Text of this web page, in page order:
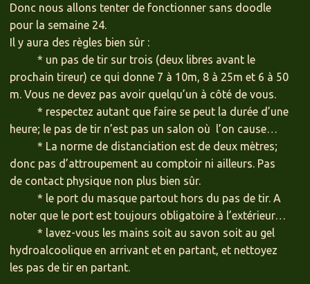
Donc nous allons tenter de fonctionner sans doodle
pour la semaine 24.
Il y aura des règles bien sûr :
* un pas de tir sur trois (deux libres avant le
prochain tireur) ce qui donne 7 à 10m, 8 à 25m et 6 à 50
m. Vous ne devez pas avoir quelqu’un à côté de vous.
* respectez autant que faire se peut la durée d’une
heure; le pas de tir n’est pas un salon où l’on cause…
* La norme de distanciation est de deux mètres;
donc pas d’attroupement au comptoir ni ailleurs. Pas
de contact physique non plus bien sûr.
* le port du masque partout hors du pas de tir. A
noter que le port est toujours obligatoire à l’extérieur…
* lavez-vous les mains soit au savon soit au gel
hydroalcoolique en arrivant et en partant, et nettoyez
les pas de tir en partant.